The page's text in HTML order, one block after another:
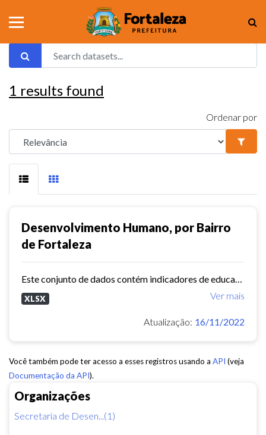
Organizações
Secretaria de Desen...(1)
1 results found
Ordenar por
Desenvolvimento Humano, por Bairro
de Fortaleza
Ver mais
XLSX
Atualização: 16/11/2022
Você também pode ter acesso a esses registros usando a API (veja
Documentação da API).